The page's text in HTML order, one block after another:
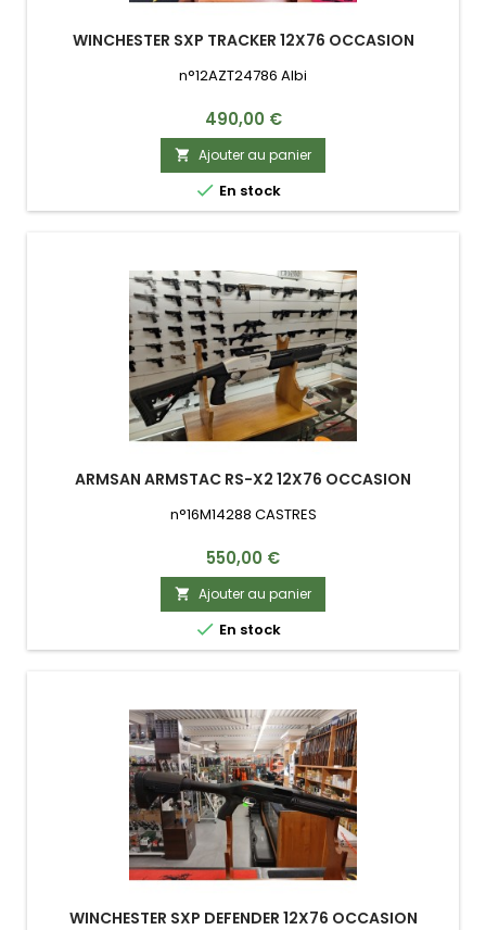
WINCHESTER SXP TRACKER 12X76 OCCASION
n°12AZT24786 Albi
Prix
490,00 €
 Ajouter au panier
 En stock
ARMSAN ARMSTAC RS-X2 12X76 OCCASION
n°16M14288 CASTRES
Prix
550,00 €
 Ajouter au panier
 En stock
WINCHESTER SXP DEFENDER 12X76 OCCASION